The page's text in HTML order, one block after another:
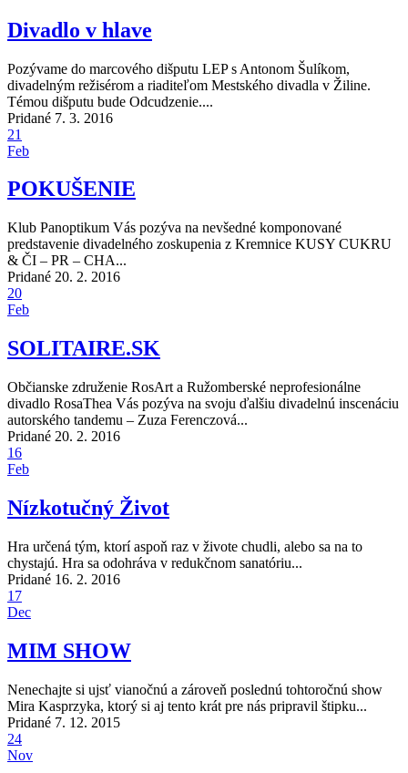
Divadlo v hlave
Pozývame do marcového dišputu LEP s Antonom Šulíkom,
divadelným režisérom a riaditeľom Mestského divadla v Žiline.
Témou dišputu bude Odcudzenie....
Pridané 7. 3. 2016
21
Feb
POKUŠENIE
Klub Panoptikum Vás pozýva na nevšedné komponované
predstavenie divadelného zoskupenia z Kremnice KUSY CUKRU
& ČI – PR – CHA...
Pridané 20. 2. 2016
20
Feb
SOLITAIRE.SK
Občianske združenie RosArt a Ružomberské neprofesionálne
divadlo RosaThea Vás pozýva na svoju ďalšiu divadelnú inscenáciu
autorského tandemu – Zuza Ferenczová...
Pridané 20. 2. 2016
16
Feb
Nízkotučný Život
Hra určená tým, ktorí aspoň raz v živote chudli, alebo sa na to
chystajú. Hra sa odohráva v redukčnom sanatóriu...
Pridané 16. 2. 2016
17
Dec
MIM SHOW
Nenechajte si ujsť vianočnú a zároveň poslednú tohtoročnú show
Mira Kasprzyka, ktorý si aj tento krát pre nás pripravil štipku...
Pridané 7. 12. 2015
24
Nov